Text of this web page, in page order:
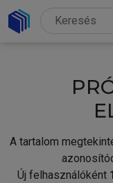
A tartalom
Új felhasználóként